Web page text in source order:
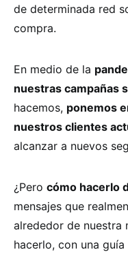
de determinada red
compra.
En medio de la
nuestras campañas
hacemos, ponemos
nuestros clientes
alcanzar a nuevos
¿Pero cómo hacerlo
mensajes que
alrededor de nuestra
hacerlo, con una